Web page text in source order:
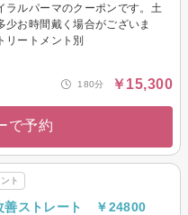
ラルパーマのクーポンです。土
少お時間戴く場合がございま
ートメント別
180分 ￥15,300
で予約
ト
善ストレート ￥24800